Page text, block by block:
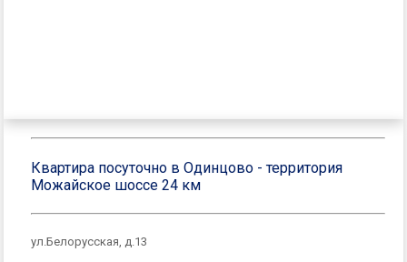
Квартира посуточно в Одинцово - территория
Можайское шоссе 24 км
ул.Белорусская, д.13